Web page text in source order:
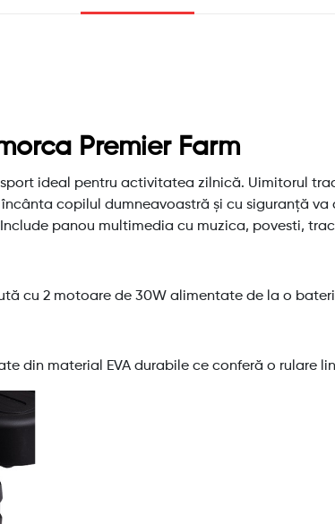
Premier Farm
ideal pentru activitatea zilnică. Uimitorul
copilul dumneavoastră și cu siguranță
panou multimedia cu muzica, povesti,
cu 2 motoare de 30W alimentate de la o
din material EVA durabile ce conferă o rulare